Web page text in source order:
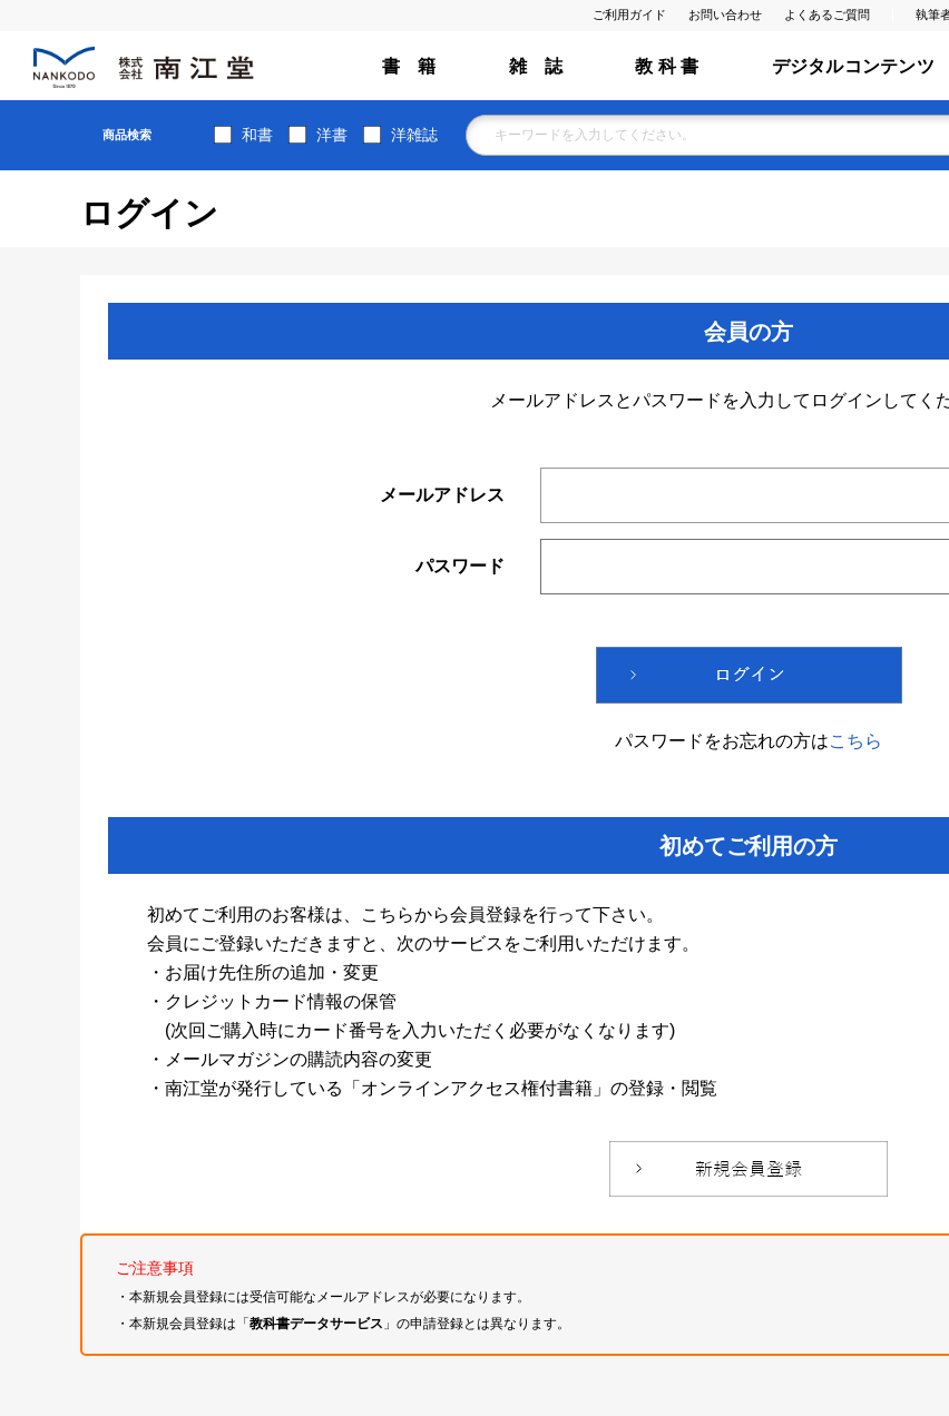
ご利用ガイド お問い合わせ よくあるご質問 執筆
書 籍 雑 誌 教 科 書 デジタルコンテンツ
商品検索 和書 洋書 洋雑誌
ログイン
会員の方
メールアドレスとパスワードを入力してログインしてく
メールアドレス
パスワード
パスワードをお忘れの方はこちら
初めてご利用の方
初めてご利用のお客様は、こちらから会員登録を行って下さい。
会員にご登録いただきますと、次のサービスをご利用いただけます。
・お届け先住所の追加・変更
・クレジットカード情報の保管
(次回ご購入時にカード番号を入力いただく必要がなくなります)
・メールマガジンの購読内容の変更
・南江堂が発行している「オンラインアクセス権付書籍」の登録・閲覧
ご注意事項
・本新規会員登録には受信可能なメールアドレスが必要になります。
・本新規会員登録は「教科書データサービス 」の申請登録とは異なります。